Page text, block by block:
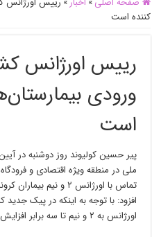
کننده است
رییس اورژانس
ورودی
است
پیر حسین کولیوند روز دوشنبه در
ملی در منطقه ویژه اقتصادی و فرودگاه
تماس با اورژانس ٢ و
افزود: با توجه به اینکه در پیک جدید
اورژانس به ٢ و نیم تا سه برابر افزایش یافته است.